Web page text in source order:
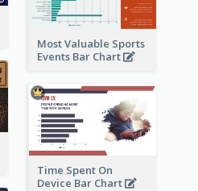
Most Valuable Sports
Events Bar Chart
Time Spent On
Device Bar Chart